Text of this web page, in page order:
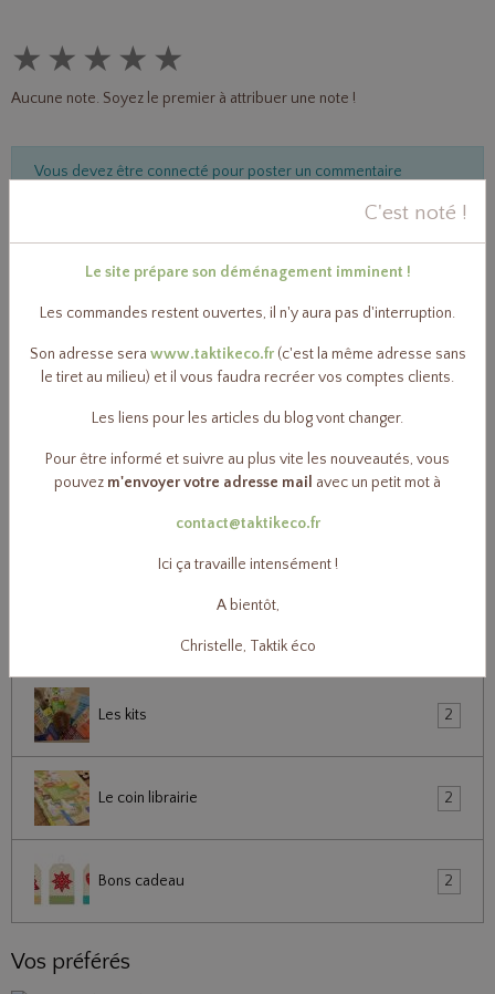
★ ★ ★ ★ ★
Aucune note. Soyez le premier à attribuer une note !
Vous devez être connecté pour poster un commentaire
Boutique éco-logique
Ma cuisine zéro déchet 36
Ma salle de bain zéro déchet
Huiles essentielles bio, applications & utilisations 22
Toute ma famille au zéro déchet
Les kits 2
Le coin librairie 2
Bons cadeau 2
Vos préférés
C'est noté !
Le site prépare son déménagement imminent !
Les commandes restent ouvertes, il n'y aura pas d'interruption.
Son adresse sera www.taktikeco.fr (c'est la même adresse sans
le tiret au milieu) et il vous faudra recréer vos comptes clients.
Les liens pour les articles du blog vont changer.
Pour être informé et suivre au plus vite les nouveautés, vous
pouvez m'envoyer votre adresse mail avec un petit mot à
contact@taktikeco.fr
Ici ça travaille intensément !
A bientôt,
Christelle, Taktik éco